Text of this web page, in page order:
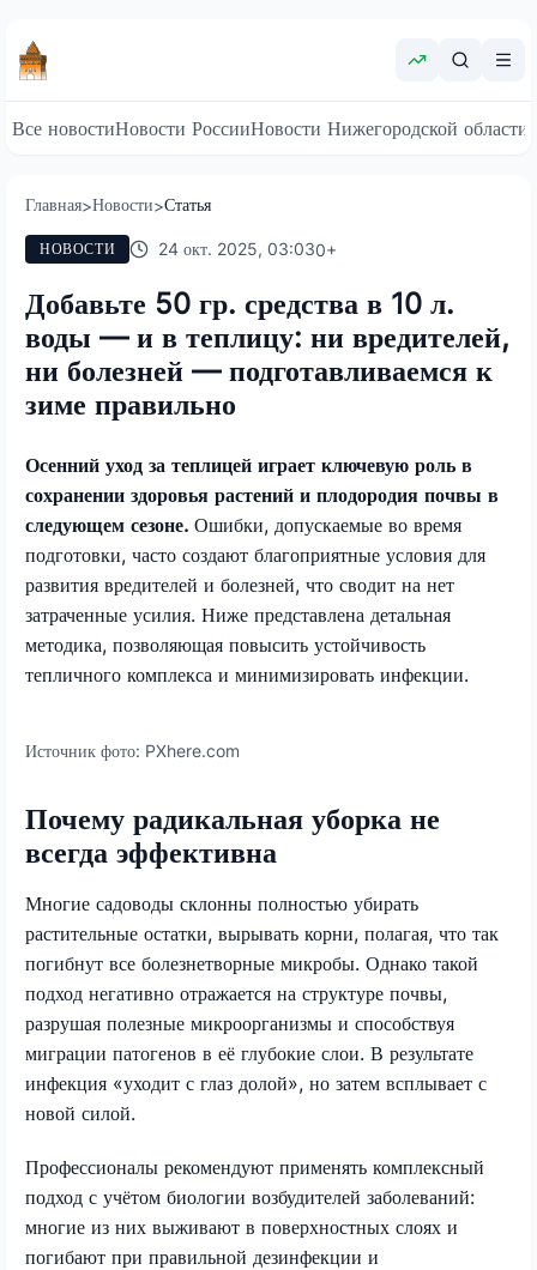
Все новостиНовости РоссииНовости Нижегородской области
Главная>Новости>Статья
НОВОСТИ 24 окт. 2025, 03:030+
Добавьте 50 гр. средства в 10 л.
воды — и в теплицу: ни вредителей,
ни болезней — подготавливаемся к
зиме правильно
Осенний уход за теплицей играет ключевую роль в
сохранении здоровья растений и плодородия почвы в
следующем сезоне. Ошибки, допускаемые во время
подготовки, часто создают благоприятные условия для
развития вредителей и болезней, что сводит на нет
затраченные усилия. Ниже представлена детальная
методика, позволяющая повысить устойчивость
тепличного комплекса и минимизировать инфекции.
Источник фото: PXhere.com
Почему радикальная уборка не
всегда эффективна
Многие садоводы склонны полностью убирать
растительные остатки, вырывать корни, полагая, что так
погибнут все болезнетворные микробы. Однако такой
подход негативно отражается на структуре почвы,
разрушая полезные микроорганизмы и способствуя
миграции патогенов в её глубокие слои. В результате
инфекция «уходит с глаз долой», но затем всплывает с
новой силой.
Профессионалы рекомендуют применять комплексный
подход с учётом биологии возбудителей заболеваний:
многие из них выживают в поверхностных слоях и
погибают при правильной дезинфекции и